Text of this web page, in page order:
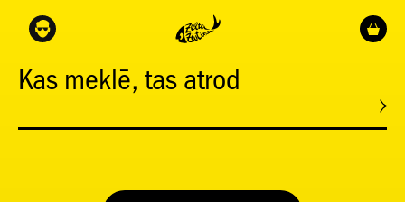
Kas meklē, tas atrod